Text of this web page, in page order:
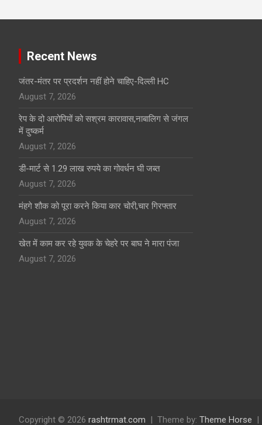
Recent News
जंतर-मंतर पर प्रदर्शन नहीं होने चाहिए-दिल्ली HC
August 7, 2026
रेप के दो आरोपियों को सश्रम कारावास,नाबालिग से जंगल
में दुष्कर्म
August 7, 2026
डी-मार्ट से 1.29 लाख रुपये का गोवर्धन घी जब्त
August 7, 2026
मंहगे शौक को पूरा करने किया कार चोरी,चार गिरफ्तार
August 7, 2026
खेत में काम कर रहे युवक के चेहरे पर बाघ ने मारा पंजा
August 7, 2026
Copyright © 2026 rashtrmat.com Theme by: Theme Horse